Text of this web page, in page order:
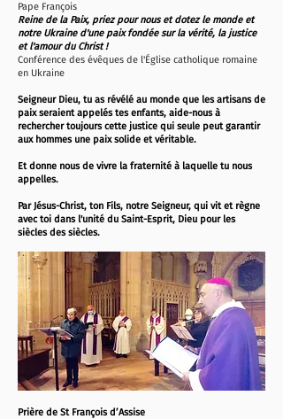
Pape François
Reine de la Paix, priez pour nous et dotez le monde et
notre Ukraine d'une paix fondée sur la vérité, la justice
et l'amour du Christ !
Conférence des évêques de l'Église catholique romaine
en Ukraine
Seigneur Dieu, tu as révélé au monde que les artisans de
paix seraient appelés tes enfants, aide-nous à
rechercher toujours cette justice qui seule peut garantir
aux hommes une paix solide et véritable.
Et donne nous de vivre la fraternité à laquelle tu nous
appelles.
Par Jésus-Christ, ton Fils, notre Seigneur, qui vit et règne
avec toi dans l'unité du Saint-Esprit, Dieu pour les
siècles des siècles.
Prière de St François d’Assise